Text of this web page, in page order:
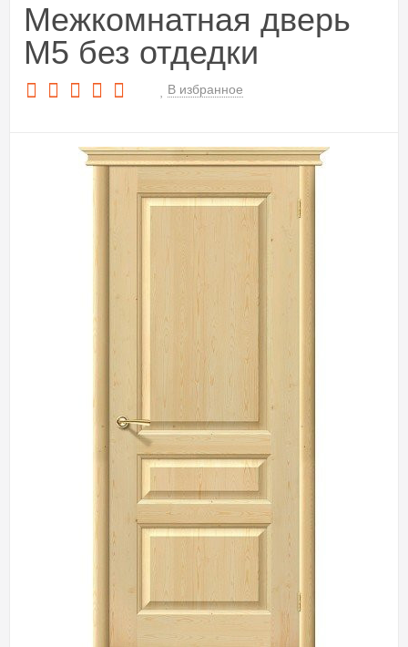
Межкомнатная дверь
M5 без отдедки
В избранное